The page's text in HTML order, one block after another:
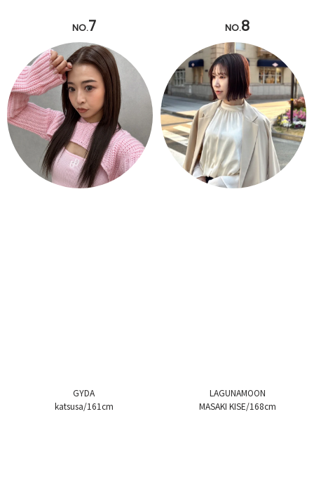
NO.7
GYDA
katsusa/161cm
NO.8
LAGUNAMOON
MASAKI KISE/168cm